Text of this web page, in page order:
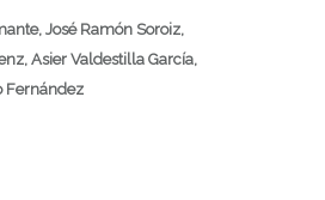
José Ramón Soroiz,
Asier Valdestilla García,
Fernández